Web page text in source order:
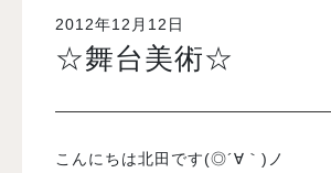
学生生活
入試案内
2012年12月12日
☆舞台美術☆
こんにちは北田です(◎´∀｀)ノ